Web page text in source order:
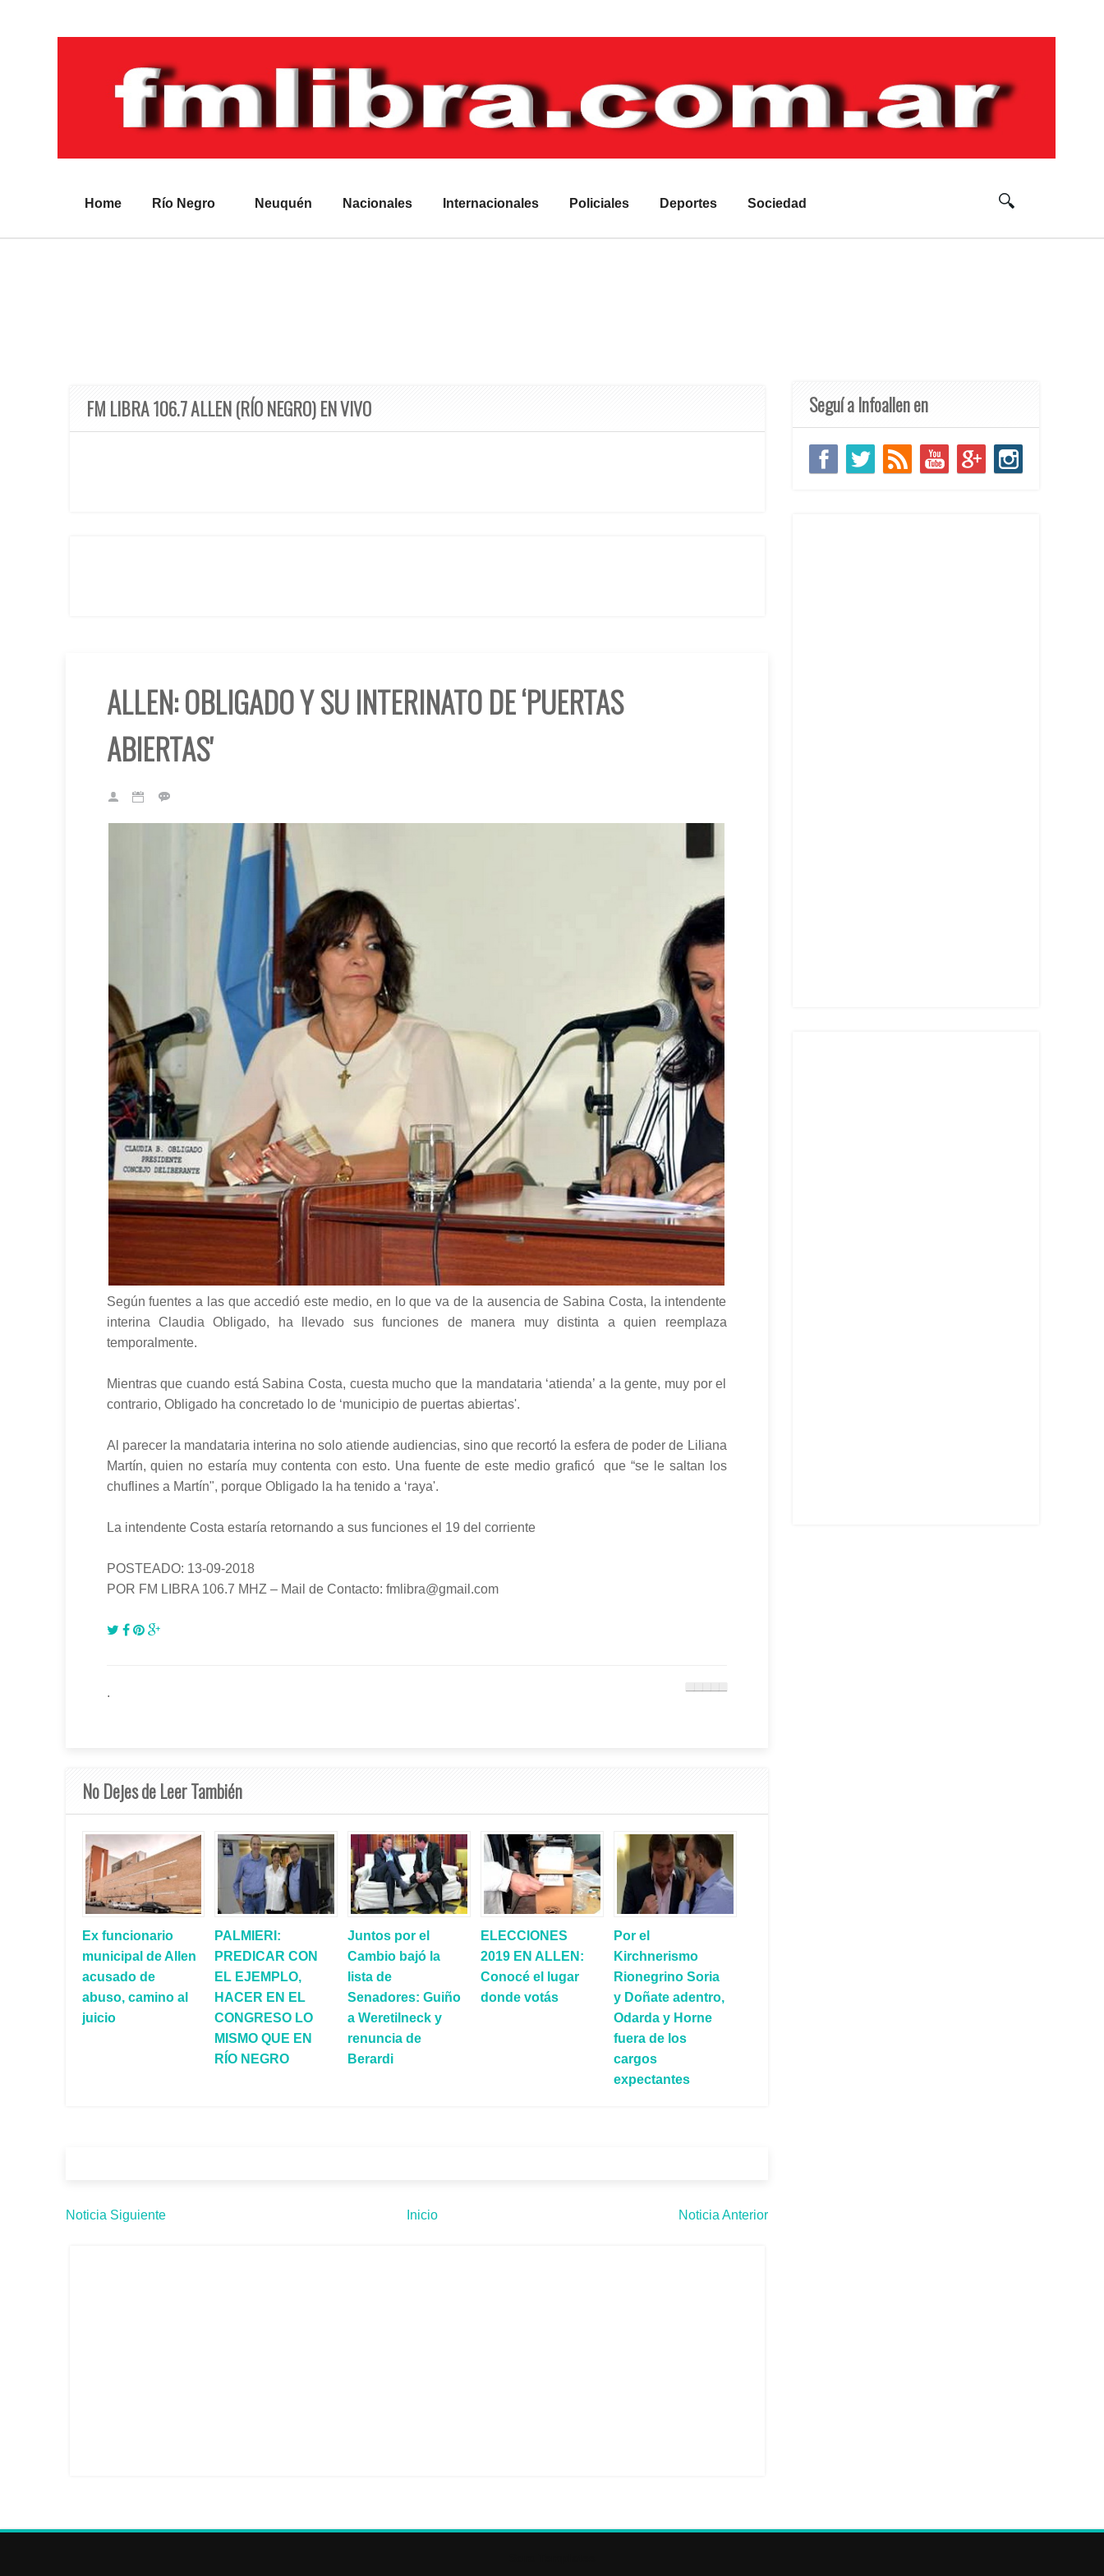
Home Río Negro Neuquén Nacionales Internacionales Policiales Deportes Sociedad
FM LIBRA 106.7 ALLEN (RÍO NEGRO) EN VIVO
ALLEN: OBLIGADO Y SU INTERINATO DE ‘PUERTAS
ABIERTAS'
Según fuentes a las que accedió este medio, en lo que va de la ausencia de Sabina Costa, la intendente
interina Claudia Obligado, ha llevado sus funciones de manera muy distinta a quien reemplaza
temporalmente.
Mientras que cuando está Sabina Costa, cuesta mucho que la mandataria ‘atienda’ a la gente, muy por el
contrario, Obligado ha concretado lo de ‘municipio de puertas abiertas'.
Al parecer la mandataria interina no solo atiende audiencias, sino que recortó la esfera de poder de Liliana
Martín, quien no estaría muy contenta con esto. Una fuente de este medio graficó que “se le saltan los
chuflines a Martín", porque Obligado la ha tenido a ‘raya'.
La intendente Costa estaría retornando a sus funciones el 19 del corriente
POSTEADO: 13-09-2018
POR FM LIBRA 106.7 MHZ – Mail de Contacto: fmlibra@gmail.com
.
No Dejes de Leer También
Ex funcionario
municipal de Allen
acusado de
abuso, camino al
juicio
PALMIERI:
PREDICAR CON
EL EJEMPLO,
HACER EN EL
CONGRESO LO
MISMO QUE EN
RÍO NEGRO
Juntos por el
Cambio bajó la
lista de
Senadores: Guiño
a Weretilneck y
renuncia de
Berardi
ELECCIONES
2019 EN ALLEN:
Conocé el lugar
donde votás
Por el
Kirchnerismo
Rionegrino Soria
y Doñate adentro,
Odarda y Horne
fuera de los
cargos
expectantes
Noticia Siguiente Inicio Noticia Anterior
Seguí a Infoallen en